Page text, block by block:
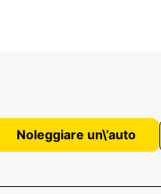
Noleggiare un\’auto